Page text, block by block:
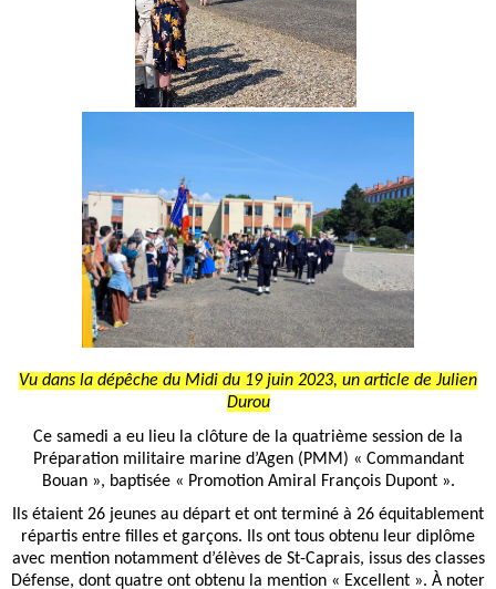
Vu dans la dépêche du Midi du 19 juin 2023, un article de Julien
Durou
Ce samedi a eu lieu la clôture de la quatrième session de la
Préparation militaire marine d’Agen (PMM) « Commandant
Bouan », baptisée « Promotion Amiral François Dupont ».
Ils étaient 26 jeunes au départ et ont terminé à 26 équitablement
répartis entre filles et garçons. Ils ont tous obtenu leur diplôme
avec mention notamment d’élèves de St-Caprais, issus des classes
Défense, dont quatre ont obtenu la mention « Excellent ». À noter